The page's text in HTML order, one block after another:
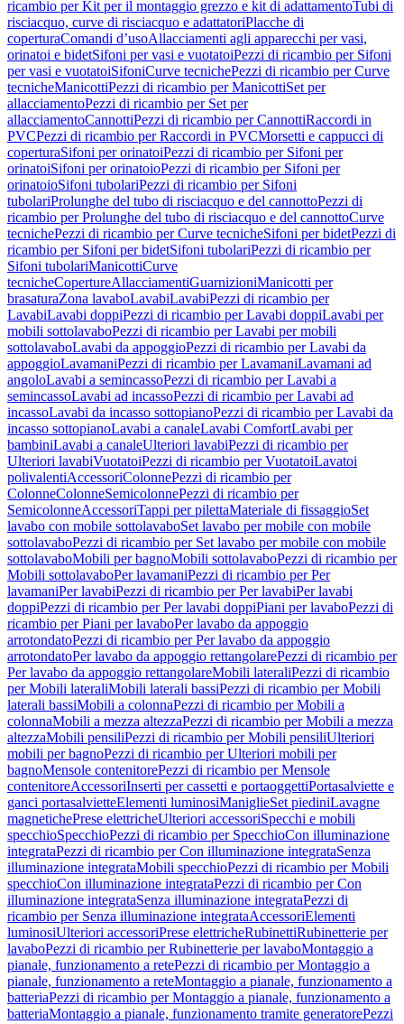
ricambio per Kit per il montaggio grezzo e kit di adattamentoTubi di
risciacquo, curve di risciacquo e adattatoriPlacche di
coperturaComandi d’usoAllacciamenti agli apparecchi per vasi,
orinatoi e bidetSifoni per vasi e vuotatoiPezzi di ricambio per Sifoni
per vasi e vuotatoiSifoniCurve tecnichePezzi di ricambio per Curve
tecnicheManicottiPezzi di ricambio per ManicottiSet per
allacciamentoPezzi di ricambio per Set per
allacciamentoCannottiPezzi di ricambio per CannottiRaccordi in
PVCPezzi di ricambio per Raccordi in PVCMorsetti e cappucci di
coperturaSifoni per orinatoiPezzi di ricambio per Sifoni per
orinatoiSifoni per orinatoioPezzi di ricambio per Sifoni per
orinatoioSifoni tubolariPezzi di ricambio per Sifoni
tubolariProlunghe del tubo di risciacquo e del cannottoPezzi di
ricambio per Prolunghe del tubo di risciacquo e del cannottoCurve
tecnichePezzi di ricambio per Curve tecnicheSifoni per bidetPezzi di
ricambio per Sifoni per bidetSifoni tubolariPezzi di ricambio per
Sifoni tubolariManicottiCurve
tecnicheCopertureAllacciamentiGuarnizioniManicotti per
brasaturaZona lavaboLavabiLavabiPezzi di ricambio per
LavabiLavabi doppiPezzi di ricambio per Lavabi doppiLavabi per
mobili sottolavaboPezzi di ricambio per Lavabi per mobili
sottolavaboLavabi da appoggioPezzi di ricambio per Lavabi da
appoggioLavamaniPezzi di ricambio per LavamaniLavamani ad
angoloLavabi a semincassoPezzi di ricambio per Lavabi a
semincassoLavabi ad incassoPezzi di ricambio per Lavabi ad
incassoLavabi da incasso sottopianoPezzi di ricambio per Lavabi da
incasso sottopianoLavabi a canaleLavabi ComfortLavabi per
bambiniLavabi a canaleUlteriori lavabiPezzi di ricambio per
Ulteriori lavabiVuotatoiPezzi di ricambio per VuotatoiLavatoi
polivalentiAccessoriColonnePezzi di ricambio per
ColonneColonneSemicolonnePezzi di ricambio per
SemicolonneAccessoriTappi per pilettaMateriale di fissaggioSet
lavabo con mobile sottolavaboSet lavabo per mobile con mobile
sottolavaboPezzi di ricambio per Set lavabo per mobile con mobile
sottolavaboMobili per bagnoMobili sottolavaboPezzi di ricambio per
Mobili sottolavaboPer lavamaniPezzi di ricambio per Per
lavamaniPer lavabiPezzi di ricambio per Per lavabiPer lavabi
doppiPezzi di ricambio per Per lavabi doppiPiani per lavaboPezzi di
ricambio per Piani per lavaboPer lavabo da appoggio
arrotondatoPezzi di ricambio per Per lavabo da appoggio
arrotondatoPer lavabo da appoggio rettangolarePezzi di ricambio per
Per lavabo da appoggio rettangolareMobili lateraliPezzi di ricambio
per Mobili lateraliMobili laterali bassiPezzi di ricambio per Mobili
laterali bassiMobili a colonnaPezzi di ricambio per Mobili a
colonnaMobili a mezza altezzaPezzi di ricambio per Mobili a mezza
altezzaMobili pensiliPezzi di ricambio per Mobili pensiliUlteriori
mobili per bagnoPezzi di ricambio per Ulteriori mobili per
bagnoMensole contenitorePezzi di ricambio per Mensole
contenitoreAccessoriInserti per cassetti e portaoggettiPortasalviette e
ganci portasalvietteElementi luminosiManiglieSet piediniLavagne
magnetichePrese elettricheUlteriori accessoriSpecchi e mobili
specchioSpecchioPezzi di ricambio per SpecchioCon illuminazione
integrataPezzi di ricambio per Con illuminazione integrataSenza
illuminazione integrataMobili specchioPezzi di ricambio per Mobili
specchioCon illuminazione integrataPezzi di ricambio per Con
illuminazione integrataSenza illuminazione integrataPezzi di
ricambio per Senza illuminazione integrataAccessoriElementi
luminosiUlteriori accessoriPrese elettricheRubinettiRubinetterie per
lavaboPezzi di ricambio per Rubinetterie per lavaboMontaggio a
pianale, funzionamento a retePezzi di ricambio per Montaggio a
pianale, funzionamento a reteMontaggio a pianale, funzionamento a
batteriaPezzi di ricambio per Montaggio a pianale, funzionamento a
batteriaMontaggio a pianale, funzionamento tramite generatorePezzi